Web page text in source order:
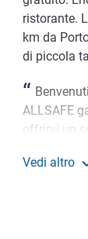
ristorante.
km da
di piccola
ALLSAFE
offrirvi un
Isabella
Vedi altro